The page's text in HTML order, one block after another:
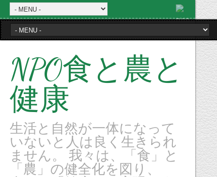
NPO食と農と
健康
生活と自然が一体になって
いないと人は良く生きられ
ません。 我々は、「食」と
「農」の健全化を図り、